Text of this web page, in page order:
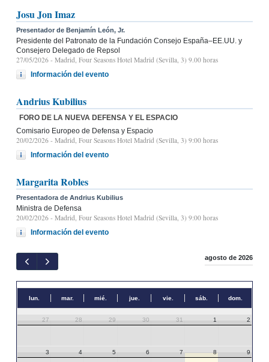
Josu Jon Imaz
Presentador de Benjamín León, Jr.
Presidente del Patronato de la Fundación Consejo España–EE.UU. y
Consejero Delegado de Repsol
27/05/2026 - Madrid, Four Seasons Hotel Madrid (Sevilla, 3) 9.00 horas
Información del evento
Andrius Kubilius
FORO DE LA NUEVA DEFENSA Y EL ESPACIO
Comisario Europeo de Defensa y Espacio
20/02/2026 - Madrid, Four Seasons Hotel Madrid (Sevilla, 3) 9:00 horas
Información del evento
Margarita Robles
Presentadora de Andrius Kubilius
Ministra de Defensa
20/02/2026 - Madrid, Four Seasons Hotel Madrid (Sevilla, 3) 9:00 horas
Información del evento
agosto de 2026
lun. mar. mié. jue. vie. sáb. dom.
27 28 29 30 31 1 2
3 4 5 6 7 8 9